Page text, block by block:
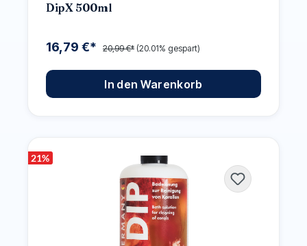
DipX 500ml
16,79 €* 20,99 €* (20.01% gespart)
In den Warenkorb
21%